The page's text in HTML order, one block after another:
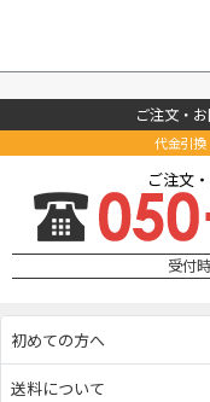
ご注文・
代金引
ご注文
受付
初めての方へ
送料について